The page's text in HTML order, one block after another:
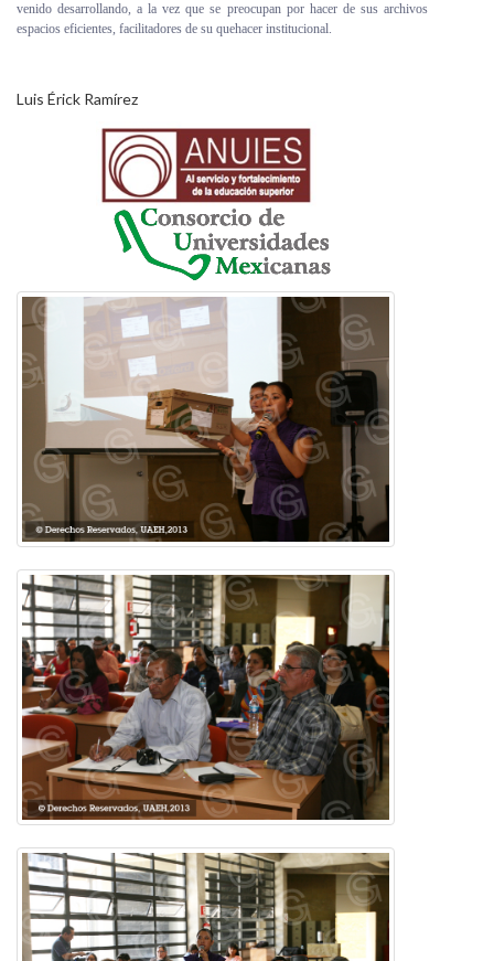
venido desarrollando, a la vez que se preocupan por hacer de sus archivos
espacios eficientes, facilitadores de su quehacer institucional.
Luis Érick Ramírez